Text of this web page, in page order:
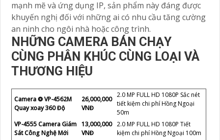
mạnh mẽ và ứng dụng IP, sản phẩm này đáng được
khuyến nghị đối với những ai có nhu cầu tăng cường
an ninh cho ngôi nhà hoặc công trình.
NHỮNG CAMERA BÁN CHẠY
CÙNG PHÂN KHÚC CÙNG LOẠI VÀ
THƯƠNG HIỆU
Camera ❂ VP-4562M
Quay xoay 360 Độ
26,000,000
VNĐ
2.0 MP FULL HD 1080P Sắc nét
tiết kiệm chi phí Hồng Ngoại
50m
VP-4555 Camera Giám
Sát Công Nghệ Mới
13,000,000
VNĐ
2.0 MP FULL HD 1080P Tiết
kiệm chi phí Hồng Ngoại 100m